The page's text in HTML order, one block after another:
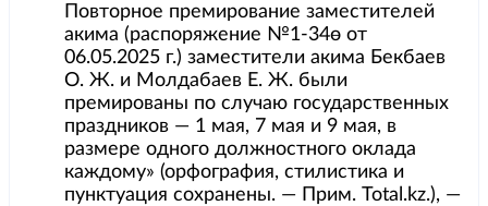
Повторное премирование заместителей
акима (распоряжение №1-34ө от
06.05.2025 г.) заместители акима Бекбаев
О. Ж. и Молдабаев Е. Ж. были
премированы по случаю государственных
праздников — 1 мая, 7 мая и 9 мая, в
размере одного должностного оклада
каждому» (орфография, стилистика и
пунктуация сохранены. — Прим. Total.kz.), —